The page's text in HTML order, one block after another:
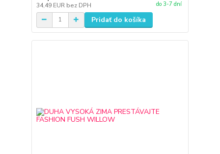
34,49 EUR bez DPH do 3-7 dní
Pridať do košíka